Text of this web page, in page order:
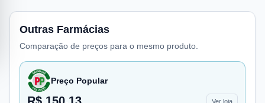
Outras Farmácias
Comparação de preços para o mesmo produto.
Preço Popular
Ver loja